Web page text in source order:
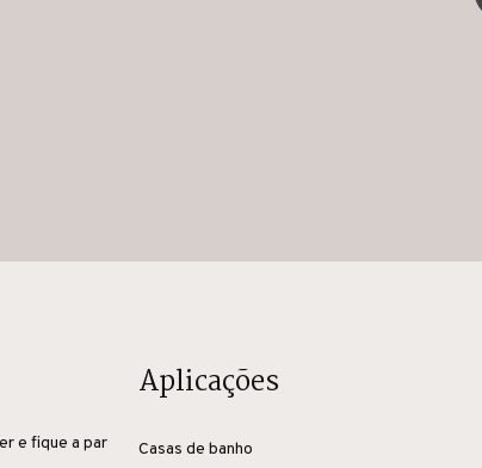
e fique a par
Aplicações
Casas de banho